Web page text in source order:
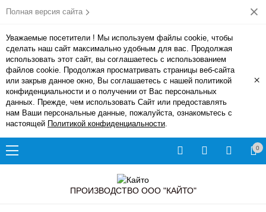
Полная версия сайта
Уважаемые посетители ! Мы используем файлы cookie, чтобы
сделать наш сайт максимально удобным для вас. Продолжая
использовать этот сайт, вы соглашаетесь с использованием
файлов cookie. Продолжая просматривать страницы веб-сайта
или закрыв данное окно, Вы соглашаетесь с нашей политикой
конфиденциальности и о получении от Вас персональных
данных. Прежде, чем использовать Сайт или предоставлять
нам Ваши персональные данные, пожалуйста, ознакомьтесь с
настоящей Политикой конфиденциальности.
×
0
ПРОИЗВОДСТВО ООО "КАЙТО"